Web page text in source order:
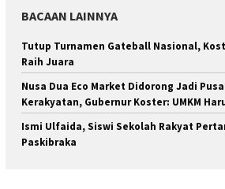
BACAAN LAINNYA
Tutup Turnamen Gateball Nasional,
Raih Juara
Nusa Dua Eco Market Didorong Jadi
Kerakyatan, Gubernur Koster: UMKM
Ismi Ulfaida, Siswi Sekolah Rakyat
Paskibraka